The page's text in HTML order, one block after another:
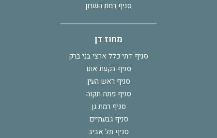
סניף רמת השרון
מחוז דן
סניף דתי כלל ארצי בני ברק
סניף בקעת אונו
סניף ראש העין
סניף פתח תקוה
סניף רמת גן
סניף גבעתיים
סניף תל אביב